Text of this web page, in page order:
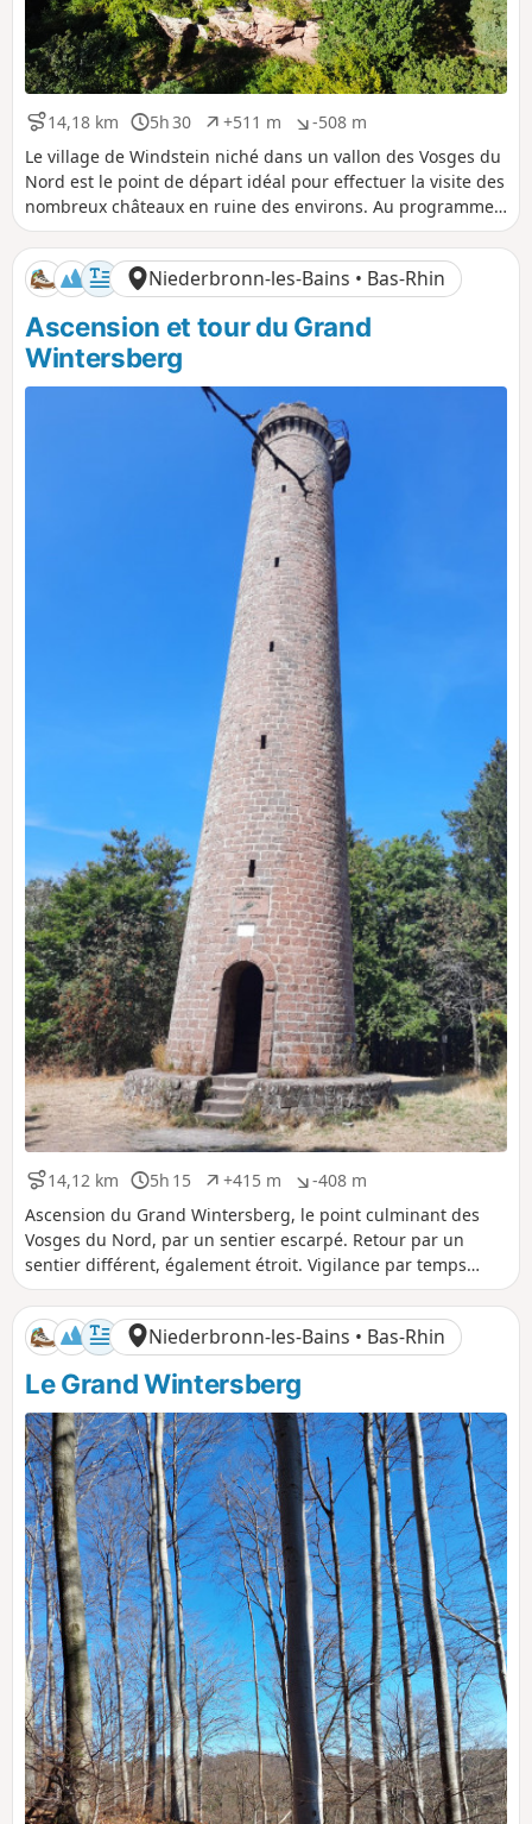
14,18 km
D
i
s
t
a
n
c
e
5h 30
D
u
r
é
e
+511 m
D
é
n
i
v
e
l
é
p
o
s
t
-508 m
D
é
n
i
v
e
l
é
n
é
t
i
f
Le village de Windstein niché dans un vallon des Vosges du
Nord est le point de départ idéal pour effectuer la visite des
nombreux châteaux en ruine des environs. Au programme
de la randonnée, les deux châteaux de Wittschloessel et du
Wineck. Possibilité de rajouter le château du Schoeneck en
s'écartant momentanément de l'itinéraire.
Niederbronn-les-Bains • Bas-Rhin
Ascension et tour du Grand
Wintersberg
14,12 km
D
i
s
t
a
n
c
e
5h 15
D
u
r
é
e
+415 m
D
é
n
i
v
e
l
é
p
o
i
t
i
f
-408 m
D
n
i
v
e
l
é
n
é
g
a
f
Ascension du Grand Wintersberg, le point culminant des
Vosges du Nord, par un sentier escarpé. Retour par un
sentier différent, également étroit. Vigilance par temps
pluvieux ou avec des sentiers enneigés.
Niederbronn-les-Bains • Bas-Rhin
Le Grand Wintersberg